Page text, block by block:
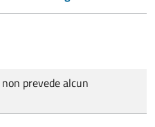
prevede alcun